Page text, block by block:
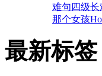
难句 四级长
那个女孩
最新标签